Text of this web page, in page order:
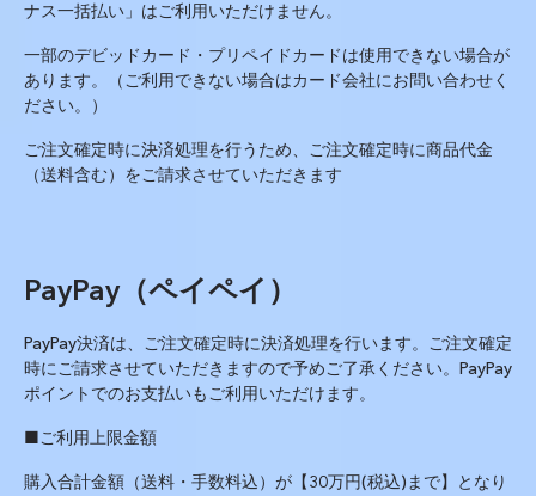
ナス一括払い」はご利用いただけません。
一部のデビッドカード・プリペイドカードは使用できない場合が
あります。（ご利用できない場合はカード会社にお問い合わせく
ださい。）
ご注文確定時に決済処理を行うため、ご注文確定時に商品代金
（送料含む）をご請求させていただきます
PayPay（ペイペイ）
PayPay決済は、ご注文確定時に決済処理を行います。ご注文確定
時にご請求させていただきますので予めご了承ください。PayPay
ポイントでのお支払いもご利用いただけます。
■ご利用上限金額
購入合計金額（送料・手数料込）が【30万円(税込)まで】となり